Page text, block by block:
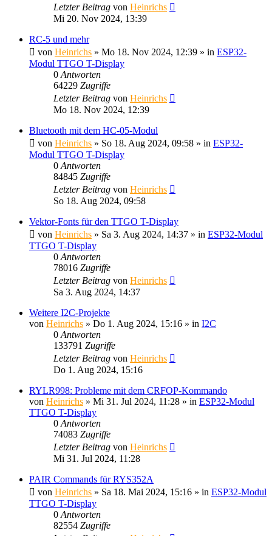
Letzter Beitrag von Heinrichs
Mi 20. Nov 2024, 13:39
RC-5 und mehr
von Heinrichs » Mo 18. Nov 2024, 12:39 » in ESP32-
Modul TTGO T-Display
0 Antworten
64229 Zugriffe
Letzter Beitrag von Heinrichs
Mo 18. Nov 2024, 12:39
Bluetooth mit dem HC-05-Modul
von Heinrichs » So 18. Aug 2024, 09:58 » in ESP32-
Modul TTGO T-Display
0 Antworten
84845 Zugriffe
Letzter Beitrag von Heinrichs
So 18. Aug 2024, 09:58
Vektor-Fonts für den TTGO T-Display
von Heinrichs » Sa 3. Aug 2024, 14:37 » in ESP32-Modul
TTGO T-Display
0 Antworten
78016 Zugriffe
Letzter Beitrag von Heinrichs
Sa 3. Aug 2024, 14:37
Weitere I2C-Projekte
von Heinrichs » Do 1. Aug 2024, 15:16 » in I2C
0 Antworten
133791 Zugriffe
Letzter Beitrag von Heinrichs
Do 1. Aug 2024, 15:16
RYLR998: Probleme mit dem CRFOP-Kommando
von Heinrichs » Mi 31. Jul 2024, 11:28 » in ESP32-Modul
TTGO T-Display
0 Antworten
74083 Zugriffe
Letzter Beitrag von Heinrichs
Mi 31. Jul 2024, 11:28
PAIR Commands für RYS352A
von Heinrichs » Sa 18. Mai 2024, 15:16 » in ESP32-Modul
TTGO T-Display
0 Antworten
82554 Zugriffe